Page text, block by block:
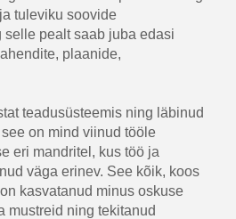
tuleviku soovide
selle pealt saab juba edasi
plaanide,
teadusüsteemis ning läbinud
on mind viinud tööle
eri mandritel, kus töö ja
väga erinev. See kõik, koos
kasvatanud minus oskuse
mustreid ning tekitanud